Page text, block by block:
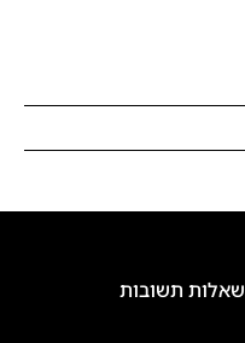
שאלות תשובות